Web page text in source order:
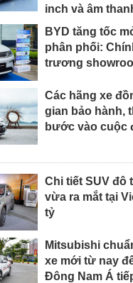
inch và âm
BYD tăng tốc
phân phối:
trương
Các hãng xe
gian bảo hành,
bước vào cuộc
Chi tiết SUV đô
vừa ra mắt tại
tỷ
Mitsubishi
xe mới từ nay
Đông Nam Á